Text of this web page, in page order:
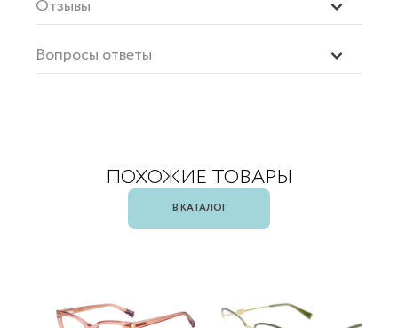
Отзывы
Вопросы ответы
ПОХОЖИЕ ТОВАРЫ
В КАТАЛОГ